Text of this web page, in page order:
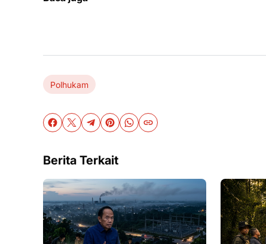
Polhukam
Berita Terkait